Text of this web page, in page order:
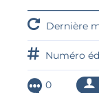
Dernière
Numéro
0